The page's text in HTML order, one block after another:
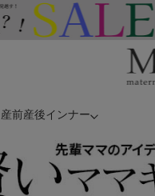
産前産後インナー